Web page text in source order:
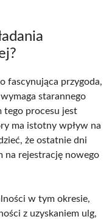
fascynująca przygoda,
starannego
tego procesu jest
ma istotny wpływ na
że ostatnie dni
na rejestrację nowego
w tym okresie,
z uzyskaniem ulg,